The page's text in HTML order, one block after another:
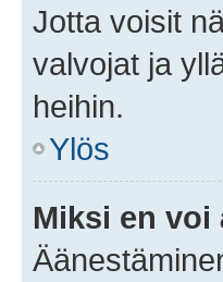
Jotta voisit
valvojat ja
heihin.
Ylös
Miksi en voi